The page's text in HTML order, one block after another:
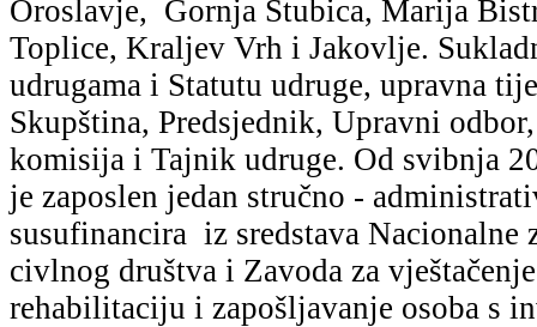
Oroslavje, Gornja Stubica, Marija
Toplice, Kraljev Vrh i Jakovlje.
udrugama i Statutu udruge, upravna
Skupština, Predsjednik, Upravni
komisija i Tajnik udruge. Od svibnja
je zaposlen jedan stručno -
susufinancira iz sredstava Nacionalne
civlnog društva i Zavoda za
rehabilitaciju i zapošljavanje osoba s